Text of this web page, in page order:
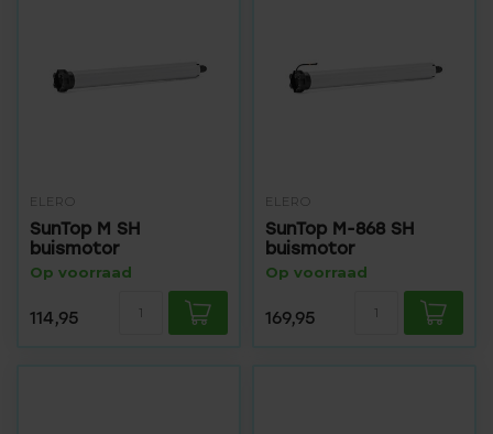
ELERO
SunTop M SH
buismotor
Op voorraad
114,95
ELERO
SunTop M-868 SH
buismotor
Op voorraad
169,95